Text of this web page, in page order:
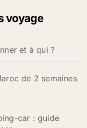
voyage
et à qui ?
de 2 semaines
car : guide